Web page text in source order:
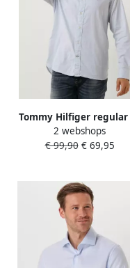
Tommy Hilfiger
overhemd CORE 1985
OXFORD met biologisch
2 webshops
€ 99,90€ 69,95